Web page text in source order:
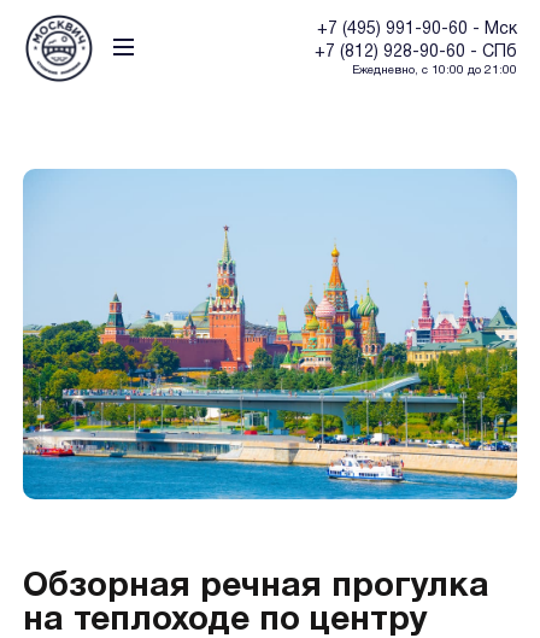
+7 (495) 991-90-60 - Мск
+7 (812) 928-90-60 - СПб
Ежедневно, с 10:00 до 21:00
Обзорная речная прогулка
на теплоходе по центру